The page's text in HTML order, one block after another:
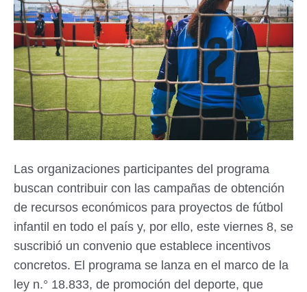
Las organizaciones participantes del programa
buscan contribuir con las campañas de obtención
de recursos económicos para proyectos de fútbol
infantil en todo el país y, por ello, este viernes 8, se
suscribió un convenio que establece incentivos
concretos. El programa se lanza en el marco de la
ley n.° 18.833, de promoción del deporte, que